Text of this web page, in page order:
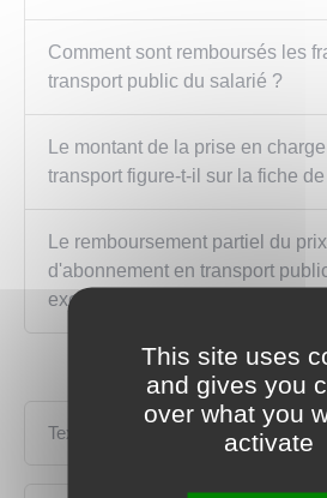
Comment sont remboursés les
transport public du salarié ?
Le montant de la prise en
transport figure-t-il sur la fiche
Le remboursement partiel du
d'abonnement en transport
exonéré d'impôt sur le revenu ?
Textes de référence
This site uses
and gives you
over what you
activate